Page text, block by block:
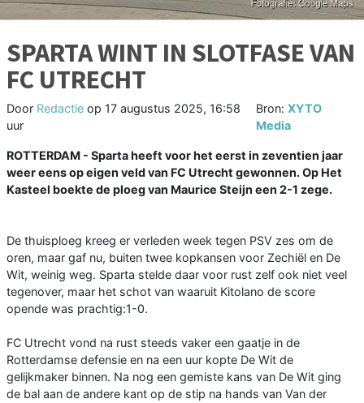
SPARTA WINT IN SLOTFASE VAN
FC UTRECHT
Door Redactie op 17 augustus 2025, 16:58
uur
Bron:XYTO
Media
ROTTERDAM - Sparta heeft voor het eerst in zeventien jaar
weer eens op eigen veld van FC Utrecht gewonnen. Op Het
Kasteel boekte de ploeg van Maurice Steijn een 2-1 zege.
De thuisploeg kreeg er verleden week tegen PSV zes om de
oren, maar gaf nu, buiten twee kopkansen voor Zechiël en De
Wit, weinig weg. Sparta stelde daar voor rust zelf ook niet veel
tegenover, maar het schot van waaruit Kitolano de score
opende was prachtig:1-0.
FC Utrecht vond na rust steeds vaker een gaatje in de
Rotterdamse defensie en na een uur kopte De Wit de
gelijkmaker binnen. Na nog een gemiste kans van De Wit ging
de bal aan de andere kant op de stip na hands van Van der